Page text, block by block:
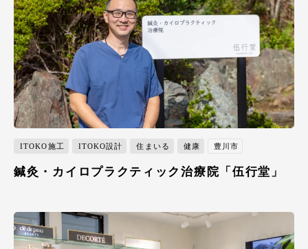
ITOKO施工 ITOKO設計 住まいる 健康 豊川市
鍼灸・カイロプラクティック治療院「伍行堂」